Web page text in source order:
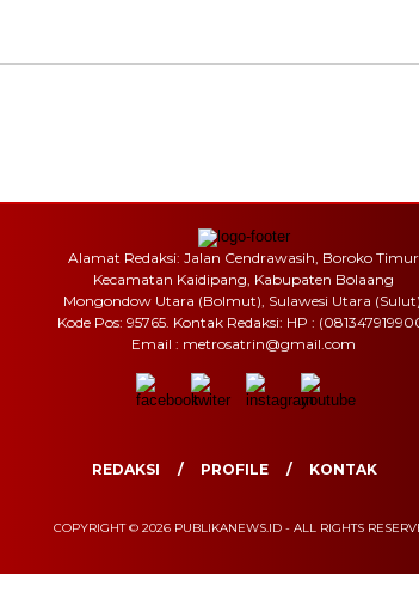
Alamat Redaksi: Jalan Cendrawasih, Boroko Timur
Kecamatan Kaidipang, Kabupaten Bolaang
Mongondow Utara (Bolmut), Sulawesi Utara
Kode Pos: 95765. Kontak Redaksi: HP :
Email : metrosatrin@gmail.com
REDAKSI PROFILE KONTAK
COPYRIGHT © 2026 PUBLIKANEWS.ID - ALL RIGHTS